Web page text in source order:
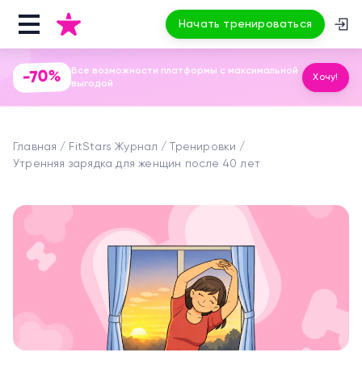
Начать тренироваться
-70%
Все возможности платформы с максимальной
выгодой
Хочу!
Главная FitStars Журнал
Тренировки
Утренняя зарядка для женщин после 40 лет